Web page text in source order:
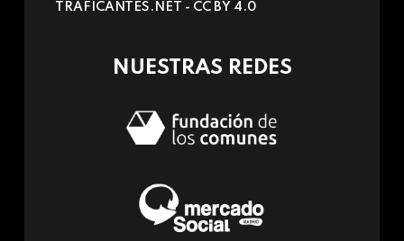
e-
TRAFICANTES.NET - CC BY 4.0
NUESTRAS REDES